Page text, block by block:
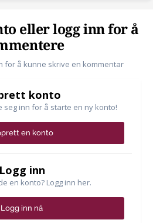
eller logg inn for å
for å kunne skrive en kommentar
konto
seg inn for å starte en ny konto!
en konto
Logg inn
en konto? Logg inn her.
Logg inn nå